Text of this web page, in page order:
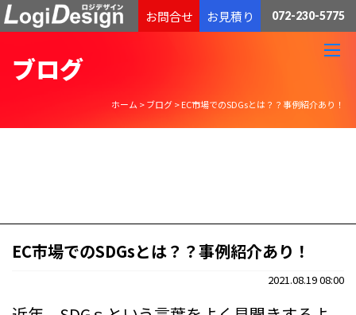
通販物流専門 低価格・発送代行のロジデザイン
お問合せ お見積り 072-230-5775
ブログ
ホーム >ブログ>EC市場でのSDGsとは？？事例紹介あり！
EC市場でのSDGsとは？？事例紹介あり！
2021.08.19 08:00